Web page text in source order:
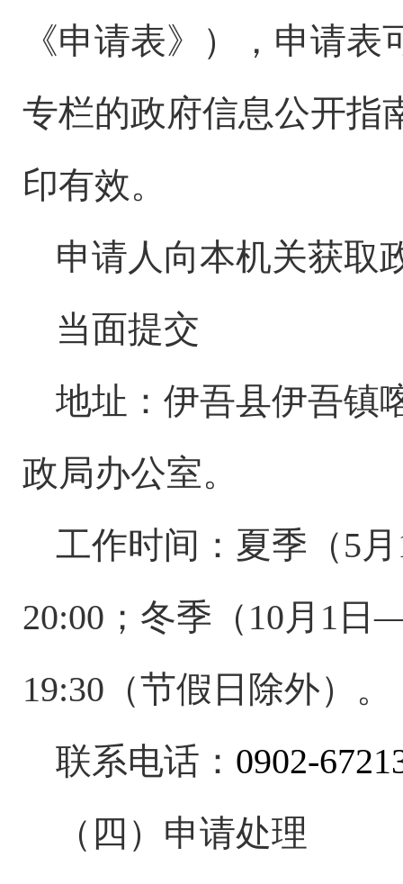
《申请表》），申请
专栏的政府信息公开指
印有效。
申请人向本机关获取
当面提交
地址：伊吾县伊吾镇
政局办公室。
工作时间：夏季（5
20:00；冬季（10月1日
19:30（节假日除外）。
联系电话： 0902-
（四）申请处理